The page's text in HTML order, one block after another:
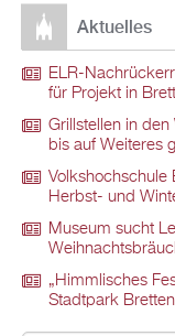
Aktuelles
ELR-
für Projekt in
Grillstellen in
bis auf Weiteres
Volkshochschule
Herbst- und
Museum sucht
„Himmlisches
Stadtpark Bretten